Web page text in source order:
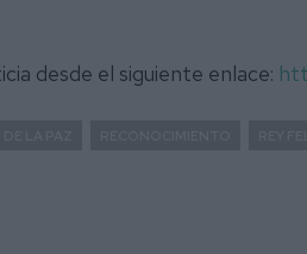
desde el siguiente enlace: